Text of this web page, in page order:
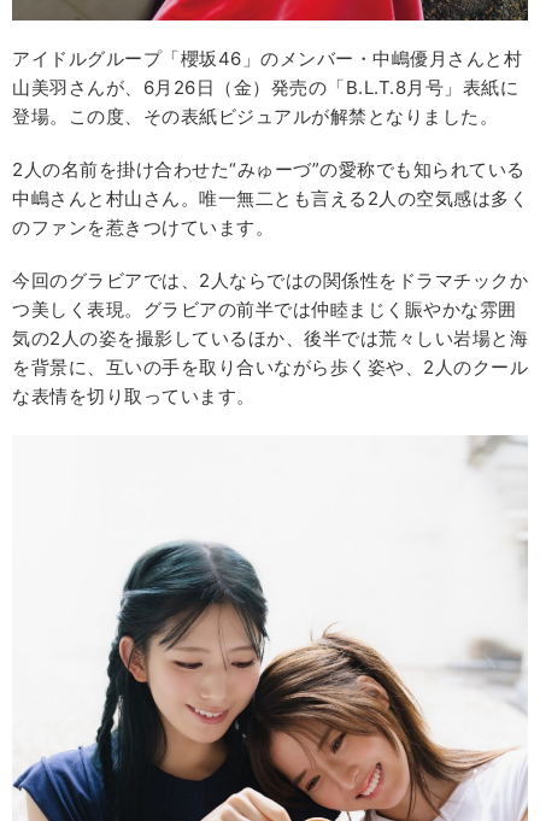
アイドルグループ「櫻坂46」のメンバー・中嶋優月さんと村
山美羽さんが、6月26日（金）発売の「B.L.T.8月号」表紙に
登場。この度、その表紙ビジュアルが解禁となりました。
2人の名前を掛け合わせた“みゅーづ”の愛称でも知られている
中嶋さんと村山さん。唯一無二とも言える2人の空気感は多く
のファンを惹きつけています。
今回のグラビアでは、2人ならではの関係性をドラマチックか
つ美しく表現。グラビアの前半では仲睦まじく賑やかな雰囲
気の2人の姿を撮影しているほか、後半では荒々しい岩場と海
を背景に、互いの手を取り合いながら歩く姿や、2人のクール
な表情を切り取っています。